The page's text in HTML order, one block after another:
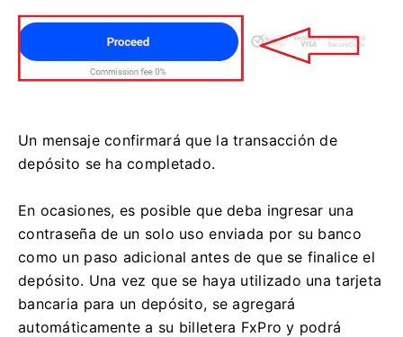
Un mensaje confirmará que la transacción de
depósito se ha completado.
En ocasiones, es posible que deba ingresar una
contraseña de un solo uso enviada por su banco
como un paso adicional antes de que se finalice el
depósito. Una vez que se haya utilizado una tarjeta
bancaria para un depósito, se agregará
automáticamente a su billetera FxPro y podrá